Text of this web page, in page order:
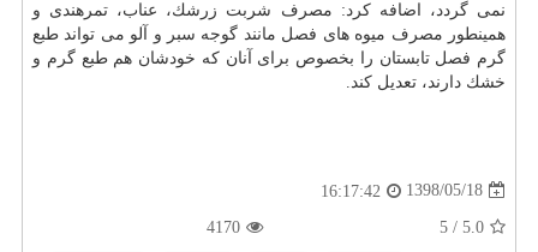
نمی گردد، اضافه كرد: مصرف شربت زرشك، عناب، تمرهندی و
همینطور مصرف میوه های فصل مانند گوجه سبر و آلو می تواند طبع
گرم فصل تابستان را بخصوص برای آنان كه خودشان هم طبع گرم و
خشك دارند، تعدیل كند.
1398/05/18
16:17:42
5.0
/
5
4170